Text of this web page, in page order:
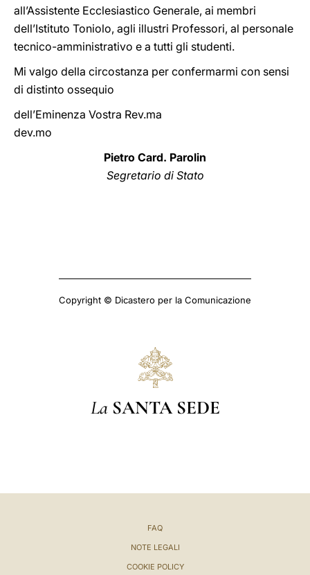
all’Assistente Ecclesiastico Generale, ai membri
dell’Istituto Toniolo, agli illustri Professori, al personale
tecnico-amministrativo e a tutti gli studenti.
Mi valgo della circostanza per confermarmi con sensi
di distinto ossequio
dell’Eminenza Vostra Rev.ma
dev.mo
Pietro Card. Parolin
Segretario di Stato
Copyright © Dicastero per la Comunicazione
La SANTA SEDE
FAQ
NOTE LEGALI
COOKIE POLICY